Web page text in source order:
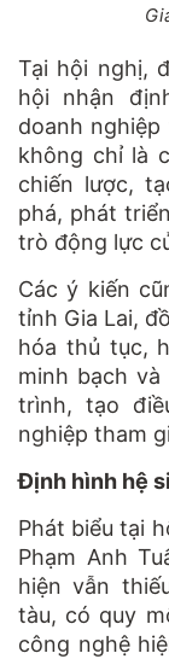
Tại hội nghị,
hội nhận
doanh
không chỉ là
chiến lược,
phá, phát
trò động lực
Các ý kiến
tỉnh Gia Lai,
hóa thủ tục,
minh bạch
trình, tạo
nghiệp tham
Định hình hệ
Phát biểu tại
Phạm Anh
hiện vẫn
tàu, có quy
công nghệ